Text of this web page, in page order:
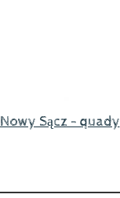
Nowy Sącz - quady